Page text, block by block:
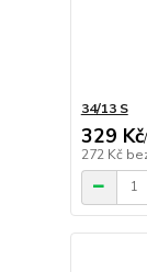
34/13 S
329 Kč/
272 Kč